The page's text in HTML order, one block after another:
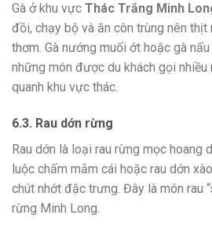
Gà ở khu vực Thác Trắng Minh
đồi, chạy bộ và ăn côn trùng nên thịt
thơm. Gà nướng muối ớt hoặc gà
những món được du khách gọi nhiều
quanh khu vực thác.
6.3. Rau dớn rừng
Rau dớn là loại rau rừng mọc hoang
luộc chấm mắm cái hoặc rau dớn
chút nhớt đặc trưng. Đây là món rau
rừng Minh Long.